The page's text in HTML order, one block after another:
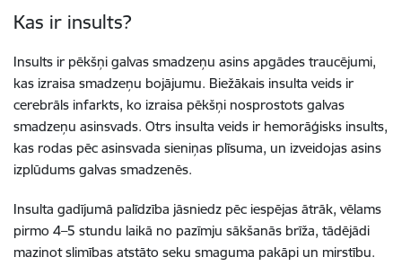
Kas ir insults?
Insults ir pēkšņi galvas smadzeņu asins apgādes traucējumi,
kas izraisa smadzeņu bojājumu. Biežākais insulta veids ir
cerebrāls infarkts, ko izraisa pēkšņi nosprostots galvas
smadzeņu asinsvads. Otrs insulta veids ir hemorāģisks insults,
kas rodas pēc asinsvada sieniņas plīsuma, un izveidojas asins
izplūdums galvas smadzenēs.
Insulta gadījumā palīdzība jāsniedz pēc iespējas ātrāk, vēlams
pirmo 4–5 stundu laikā no pazīmju sākšanās brīža, tādējādi
mazinot slimības atstāto seku smaguma pakāpi un mirstību.